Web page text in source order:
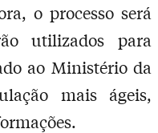
o processo será
utilizados para
ao Ministério da
mais ágeis,